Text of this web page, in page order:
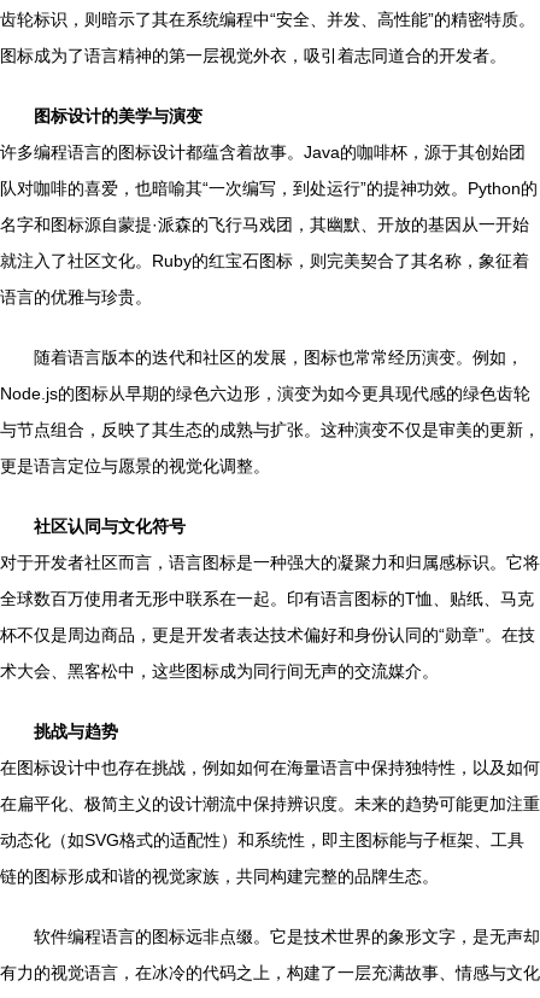
齿轮标识，则暗示了其在系统编程中“安全、并发、高性能”的精密特质。
图标成为了语言精神的第一层视觉外衣，吸引着志同道合的开发者。
图标设计的美学与演变
许多编程语言的图标设计都蕴含着故事。Java的咖啡杯，源于其创始团
队对咖啡的喜爱，也暗喻其“一次编写，到处运行”的提神功效。Python的
名字和图标源自蒙提·派森的飞行马戏团，其幽默、开放的基因从一开始
就注入了社区文化。Ruby的红宝石图标，则完美契合了其名称，象征着
语言的优雅与珍贵。
随着语言版本的迭代和社区的发展，图标也常常经历演变。例如，
Node.js的图标从早期的绿色六边形，演变为如今更具现代感的绿色齿轮
与节点组合，反映了其生态的成熟与扩张。这种演变不仅是审美的更新，
更是语言定位与愿景的视觉化调整。
社区认同与文化符号
对于开发者社区而言，语言图标是一种强大的凝聚力和归属感标识。它将
全球数百万使用者无形中联系在一起。印有语言图标的T恤、贴纸、马克
杯不仅是周边商品，更是开发者表达技术偏好和身份认同的“勋章”。在技
术大会、黑客松中，这些图标成为同行间无声的交流媒介。
挑战与趋势
在图标设计中也存在挑战，例如如何在海量语言中保持独特性，以及如何
在扁平化、极简主义的设计潮流中保持辨识度。未来的趋势可能更加注重
动态化（如SVG格式的适配性）和系统性，即主图标能与子框架、工具
链的图标形成和谐的视觉家族，共同构建完整的品牌生态。
软件编程语言的图标远非点缀。它是技术世界的象形文字，是无声却
有力的视觉语言，在冰冷的代码之上，构建了一层充满故事、情感与文化